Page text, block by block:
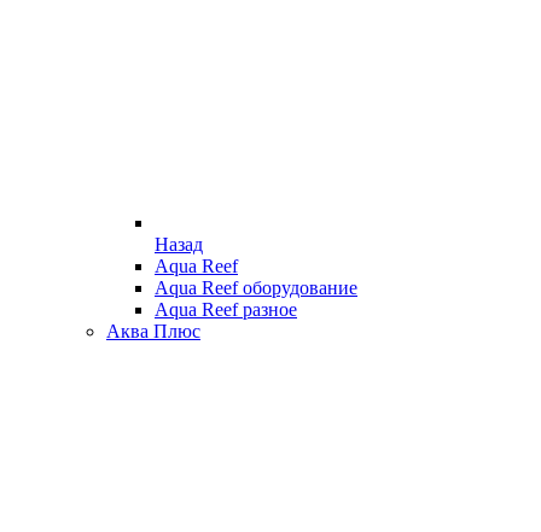
Назад
Aqua Reef
Aqua Reef оборудование
Aqua Reef разное
Аква Плюс